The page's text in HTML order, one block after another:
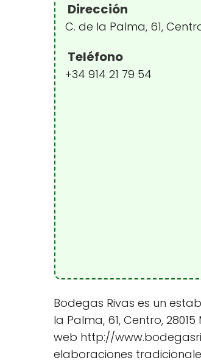
Dirección
C. de la Palma, 61,
Teléfono
+34 914 21 79 54
Bodegas Rivas es un
la Palma, 61, Centro,
web http://
elaboraciones